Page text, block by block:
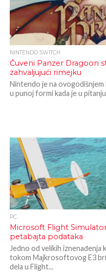
NINTENDO SWITCH
Čuveni Panzer Dragoon
zahvaljujući rimejku
Nintendo je na ovogodišnjem
u punoj formi kada je u
PC
Microsoft Flight
petabajta podataka
Jedno od velikih iznenađenja
tokom Majkrosoftovog E3
dela u Flight...